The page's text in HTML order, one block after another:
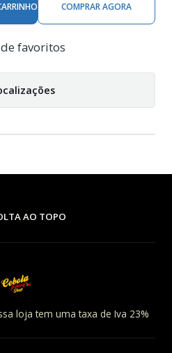
COMPRAR AGORA
favoritos
AO TOPO
loja tem uma taxa de Iva 23%